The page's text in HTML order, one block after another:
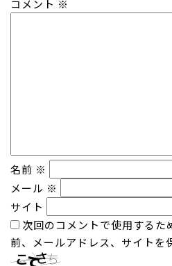
コメント ※
名前 ※
メール ※
サイト
次回のコメントで使用するた
前、メールアドレス、サイトを